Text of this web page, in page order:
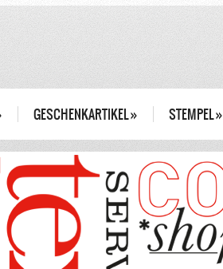
GESCHENKARTIKEL» STEMPEL»